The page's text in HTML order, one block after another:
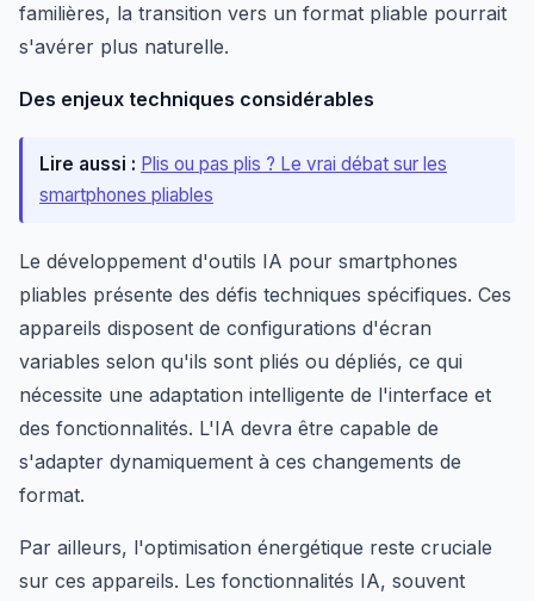
familières, la transition vers un format pliable pourrait
s'avérer plus naturelle.
Des enjeux techniques considérables
Lire aussi : Plis ou pas plis ? Le vrai débat sur les
smartphones pliables
Le développement d'outils IA pour smartphones
pliables présente des défis techniques spécifiques. Ces
appareils disposent de configurations d'écran
variables selon qu'ils sont pliés ou dépliés, ce qui
nécessite une adaptation intelligente de l'interface et
des fonctionnalités. L'IA devra être capable de
s'adapter dynamiquement à ces changements de
format.
Par ailleurs, l'optimisation énergétique reste cruciale
sur ces appareils. Les fonctionnalités IA, souvent